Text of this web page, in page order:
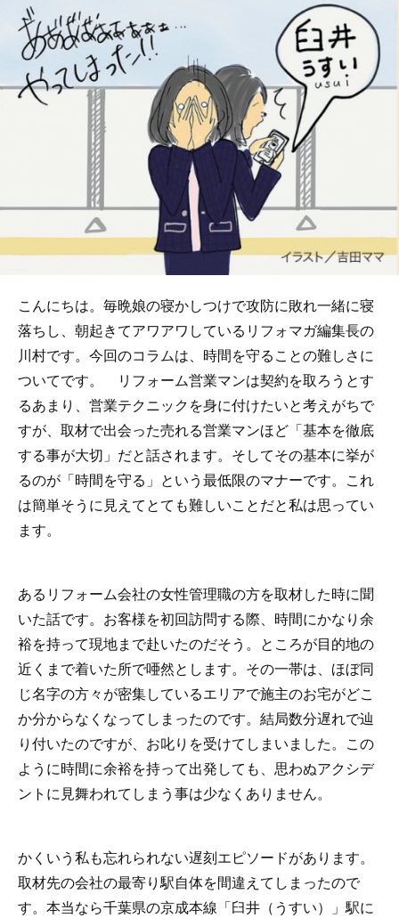
こんにちは。毎晩娘の寝かしつけで攻防に敗れ一緒に寝
落ちし、朝起きてアワアワしているリフォマガ編集長の
川村です。今回のコラムは、時間を守ることの難しさに
ついてです。 リフォーム営業マンは契約を取ろうとす
るあまり、営業テクニックを身に付けたいと考えがちで
すが、取材で出会った売れる営業マンほど「基本を徹底
する事が大切」だと話されます。そしてその基本に挙が
るのが「時間を守る」という最低限のマナーです。これ
は簡単そうに見えてとても難しいことだと私は思ってい
ます。
あるリフォーム会社の女性管理職の方を取材した時に聞
いた話です。お客様を初回訪問する際、時間にかなり余
裕を持って現地まで赴いたのだそう。ところが目的地の
近くまで着いた所で唖然とします。その一帯は、ほぼ同
じ名字の方々が密集しているエリアで施主のお宅がどこ
か分からなくなってしまったのです。結局数分遅れで辿
り付いたのですが、お叱りを受けてしまいました。この
ように時間に余裕を持って出発しても、思わぬアクシデ
ントに見舞われてしまう事は少なくありません。
かくいう私も忘れられない遅刻エピソードがあります。
取材先の会社の最寄り駅自体を間違えてしまったので
す。本当なら千葉県の京成本線「臼井（うすい）」駅に